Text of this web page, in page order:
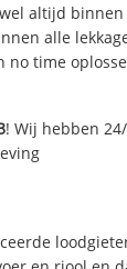
altijd
alle
no time
! Wij hebben